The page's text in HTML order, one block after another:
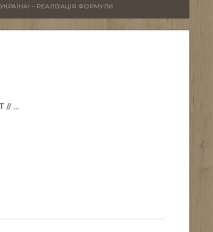
– РЕАЛІЗАЦІЯ ФОРМУЛИ
// …